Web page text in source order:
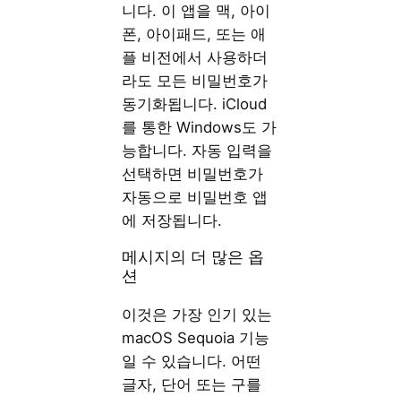
니다. 이 앱을 맥, 아이
폰, 아이패드, 또는 애
플 비전에서 사용하더
라도 모든 비밀번호가
동기화됩니다. iCloud
를 통한 Windows도 가
능합니다. 자동 입력을
선택하면 비밀번호가
자동으로 비밀번호 앱
에 저장됩니다.
메시지의 더 많은 옵
션
이것은 가장 인기 있는
macOS Sequoia 기능
일 수 있습니다. 어떤
글자, 단어 또는 구를